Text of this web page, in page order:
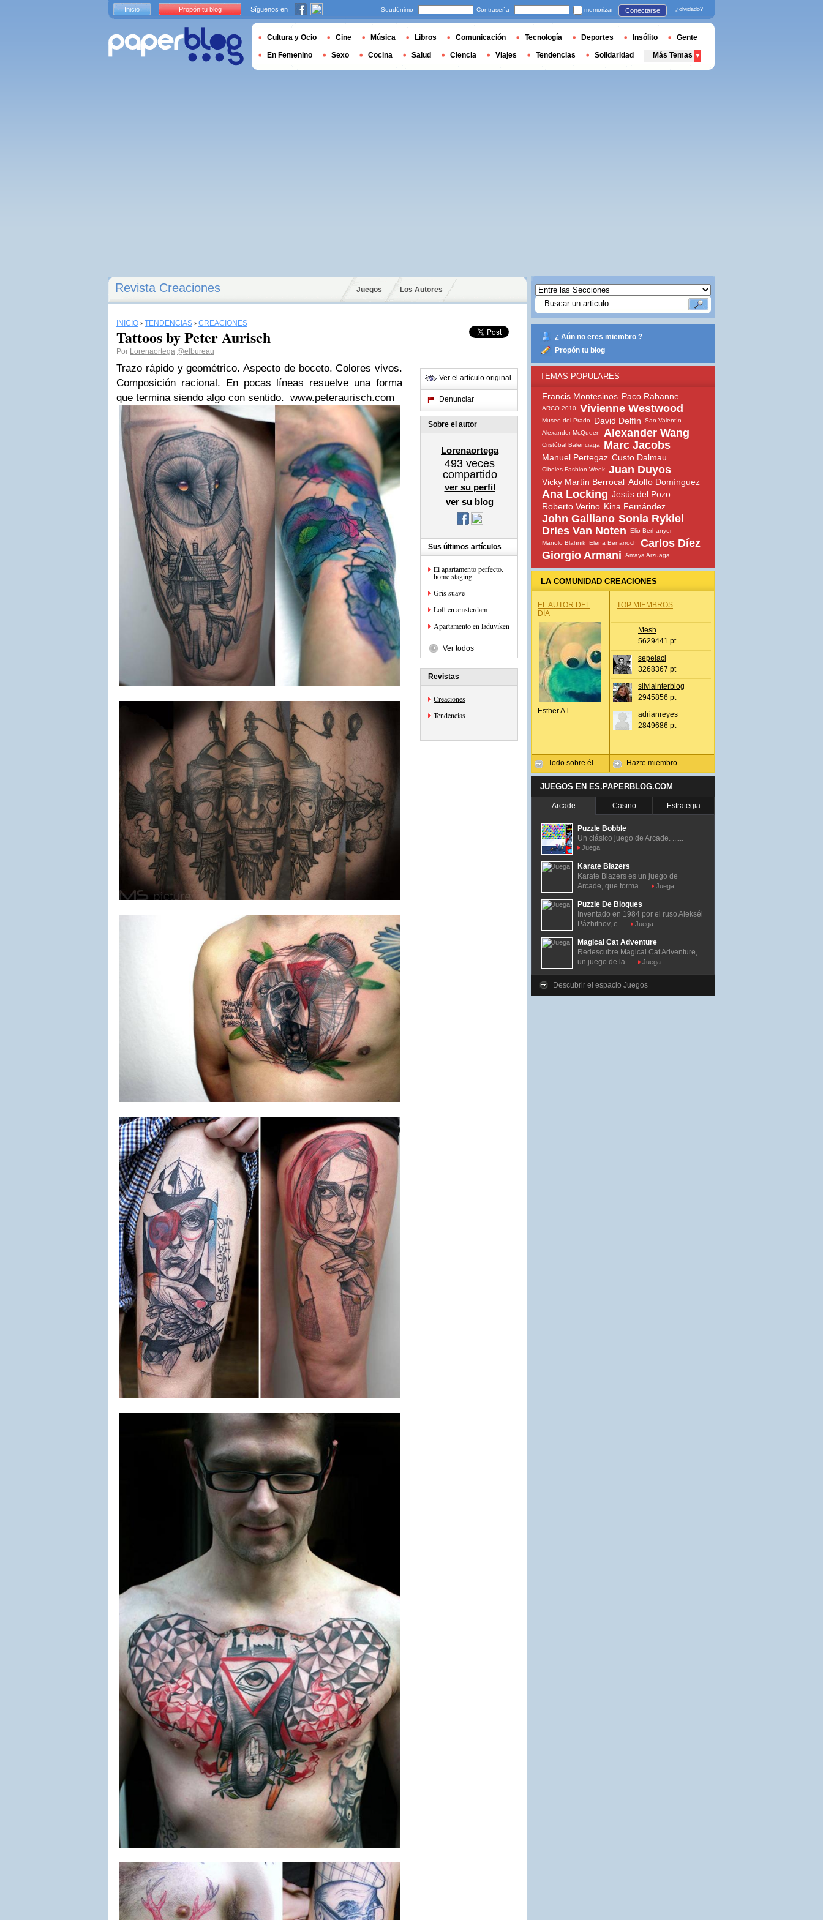
Revista Creaciones Juegos Los Autores
INICIO › TENDENCIAS › CREACIONES
Tattoos by Peter Aurisch
Por Lorenaortega @elbureau
Trazo rápido y geométrico. Aspecto de boceto. Colores vivos.
Composición racional. En pocas líneas resuelve una forma
que termina siendo algo con sentido. www.peteraurisch.com
Ver el artículo original
Denunciar
Sobre el autor
Lorenaortega
493 veces
compartido
ver su perfil
ver su blog
Sus últimos artículos
El apartamento perfecto.
home staging
Gris suave
Loft en amsterdam
Apartamento en laduviken
Ver todos
Revistas
Creaciones
Tendencias
¿ Aún no eres miembro ?
Propón tu blog
TEMAS POPULARES
Francis Montesinos Paco Rabanne
ARCO 2010 Vivienne Westwood
Museo del Prado David Delfín
San Valentín
Alexander McQueen
Alexander Wang
Cristóbal Balenciaga Marc Jacobs
Manuel Pertegaz Custo Dalmau
Cibeles Fashion Week Juan Duyos
Vicky Martín Berrocal Adolfo Domínguez
Ana Locking Jesús del Pozo
Roberto Verino Kina Fernández
John Galliano Sonia Rykiel
Dries Van Noten
Elio Berhanyer
Manolo Blahnik Elena Benarroch
Carlos Díez
Giorgio Armani
Amaya Arzuaga
LA COMUNIDAD CREACIONES
EL AUTOR DEL
DÍA
Esther A.l.
Todo sobre él
TOP MIEMBROS
Mesh
5629441 pt
sepelaci
3268367 pt
silviainterblog
2945856 pt
adrianreyes
2849686 pt
Hazte miembro
JUEGOS EN ES.PAPERBLOG.COM
Arcade Casino Estrategia
Puzzle Bobble
Un clásico juego de Arcade. ......
Juega
Karate Blazers
Karate Blazers es un juego de
Arcade, que forma......
Juega
Puzzle De Bloques
Inventado en 1984 por el ruso Alekséi
Pázhitnov, e......
Juega
Magical Cat Adventure
Redescubre Magical Cat Adventure,
un juego de la......
Juega
Descubrir el espacio Juegos
Inicio Propón tu blog Síguenos en Seudónimo Contraseña memorizar Conectarse ¿olvidado?
Cultura y Ocio Cine Música Libros Comunicación Tecnología Deportes Insólito Gente
En Femenino Sexo Cocina Salud Ciencia Viajes Tendencias Solidaridad Más Temas